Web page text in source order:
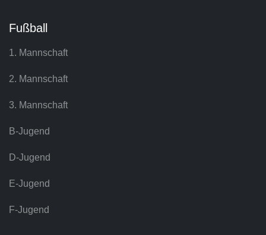
Fußball
1. Mannschaft
2. Mannschaft
3. Mannschaft
B-Jugend
D-Jugend
E-Jugend
F-Jugend